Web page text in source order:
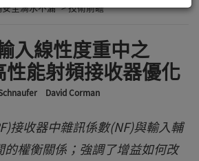
全滴水不漏 > 技術前瞻
入線性度重中之
能射頻接收器優化
David Corman
接收器中雜訊係數(NF)與輸入輔
的權衡關係；強調了增益如何改